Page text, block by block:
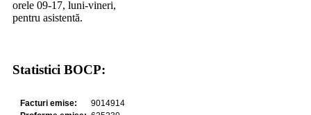
orele 09-17, luni-vineri,
pentru asistentă.
Statistici BOCP: